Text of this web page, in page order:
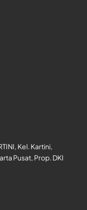
Kel. Kartini,
Pusat, Prop. DKI